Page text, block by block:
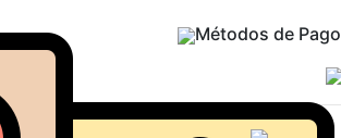
Métodos de Pago